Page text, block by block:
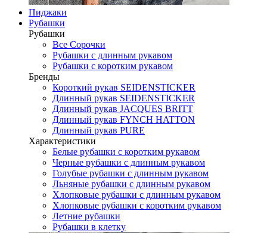
Пиджаки
Рубашки
Рубашки
Все Сорочки
Рубашки с длинным рукавом
Рубашки с коротким рукавом
Бренды
Короткий рукав SEIDENSTICKER
Длинный рукав SEIDENSTICKER
Длинный рукав JAСQUES BRITT
Длинный рукав FYNCH HATTON
Длинный рукав PURE
Характеристики
Белые рубашки с коротким рукавом
Черные рубашки с длинным рукавом
Голубые рубашки с длинным рукавом
Льняные рубашки с длинным рукавом
Хлопковые рубашки с длинным рукавом
Хлопковые рубашки с коротким рукавом
Летние рубашки
Рубашки в клетку